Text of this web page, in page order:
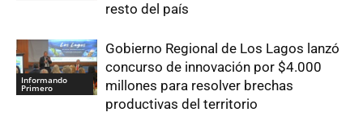
resto del país
Informando
Primero
Gobierno Regional de Los Lagos lanzó
concurso de innovación por $4.000
millones para resolver brechas
productivas del territorio